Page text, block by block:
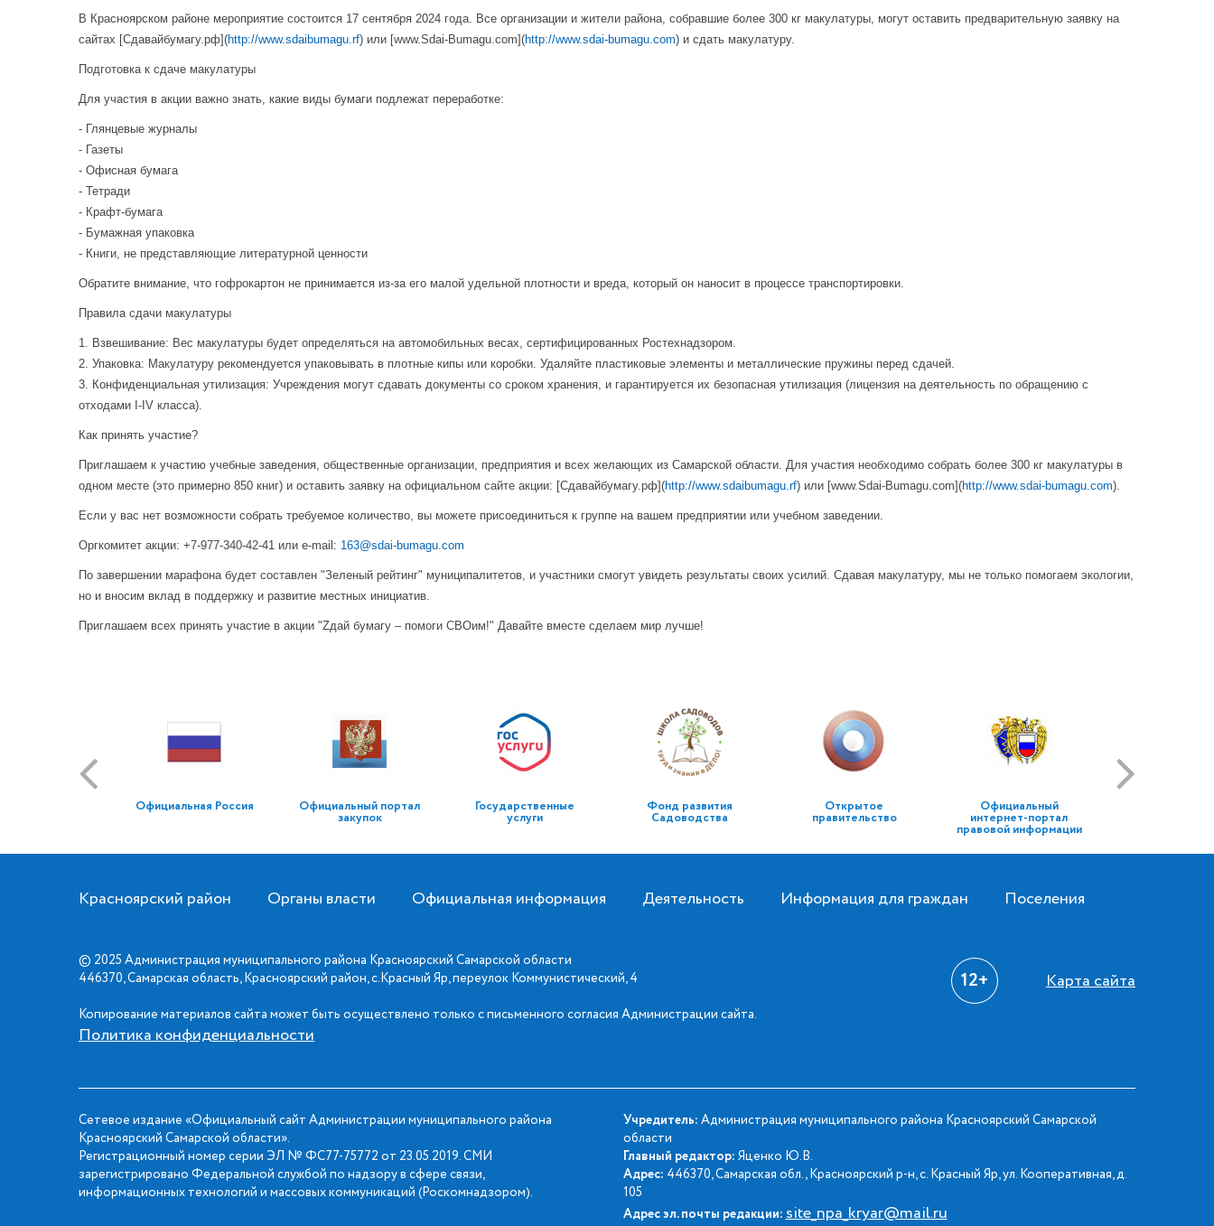
В Красноярском районе мероприятие состоится 17 сентября 2024 года. Все организации и жители района, собравшие более 300 кг макулатуры, могут оставить предварительную заявку на
сайтах [Сдавайбумагу.рф](http://www.sdaibumagu.rf) или [www.Sdai-Bumagu.com](http://www.sdai-bumagu.com) и сдать макулатуру.
Подготовка к сдаче макулатуры
Для участия в акции важно знать, какие виды бумаги подлежат переработке:
- Глянцевые журналы
- Газеты
- Офисная бумага
- Тетради
- Крафт-бумага
- Бумажная упаковка
- Книги, не представляющие литературной ценности
Обратите внимание, что гофрокартон не принимается из-за его малой удельной плотности и вреда, который он наносит в процессе транспортировки.
Правила сдачи макулатуры
1. Взвешивание: Вес макулатуры будет определяться на автомобильных весах, сертифицированных Ростехнадзором.
2. Упаковка: Макулатуру рекомендуется упаковывать в плотные кипы или коробки. Удаляйте пластиковые элементы и металлические пружины перед сдачей.
3. Конфиденциальная утилизация: Учреждения могут сдавать документы со сроком хранения, и гарантируется их безопасная утилизация (лицензия на деятельность по обращению с
отходами I-IV класса).
Как принять участие?
Приглашаем к участию учебные заведения, общественные организации, предприятия и всех желающих из Самарской области. Для участия необходимо собрать более 300 кг макулатуры в
одном месте (это примерно 850 книг) и оставить заявку на официальном сайте акции: [Сдавайбумагу.рф](http://www.sdaibumagu.rf) или [www.Sdai-Bumagu.com](http://www.sdai-bumagu.com).
Если у вас нет возможности собрать требуемое количество, вы можете присоединиться к группе на вашем предприятии или учебном заведении.
Оргкомитет акции: +7-977-340-42-41 или e-mail: 163@sdai-bumagu.com
По завершении марафона будет составлен "Зеленый рейтинг" муниципалитетов, и участники смогут увидеть результаты своих усилий. Сдавая макулатуру, мы не только помогаем экологии,
но и вносим вклад в поддержку и развитие местных инициатив.
Приглашаем всех принять участие в акции "Zдай бумагу – помоги СВОим!" Давайте вместе сделаем мир лучше!
Официальная Россия Официальный портал
закупок
Государственные
услуги
Фонд развития
Садоводства
Открытое
правительство
Официальный
интернет-портал
правовой информации
Красноярский район Органы власти Официальная информация Деятельность Информация для граждан Поселения
© 2025 Администрация муниципального района Красноярский Самарской области
446370, Самарская область, Красноярский район, с.Красный Яр, переулок Коммунистический, 4
Копирование материалов сайта может быть осуществлено только с письменного согласия Администрации сайта.
Политика конфиденциальности
12+ Карта сайта
Сетевое издание «Официальный сайт Администрации муниципального района
Красноярский Самарской области».
Регистрационный номер серии ЭЛ № ФС77-75772 от 23.05.2019. СМИ
зарегистрировано Федеральной службой по надзору в сфере связи,
информационных технологий и массовых коммуникаций (Роскомнадзором).
Учредитель: Администрация муниципального района Красноярский Самарской
области
Главный редактор: Яценко Ю.В.
Адрес: 446370, Самарская обл., Красноярский р-н, с. Красный Яр, ул. Кооперативная, д.
105
Адрес эл. почты редакции:site_npa_kryar@mail.ru